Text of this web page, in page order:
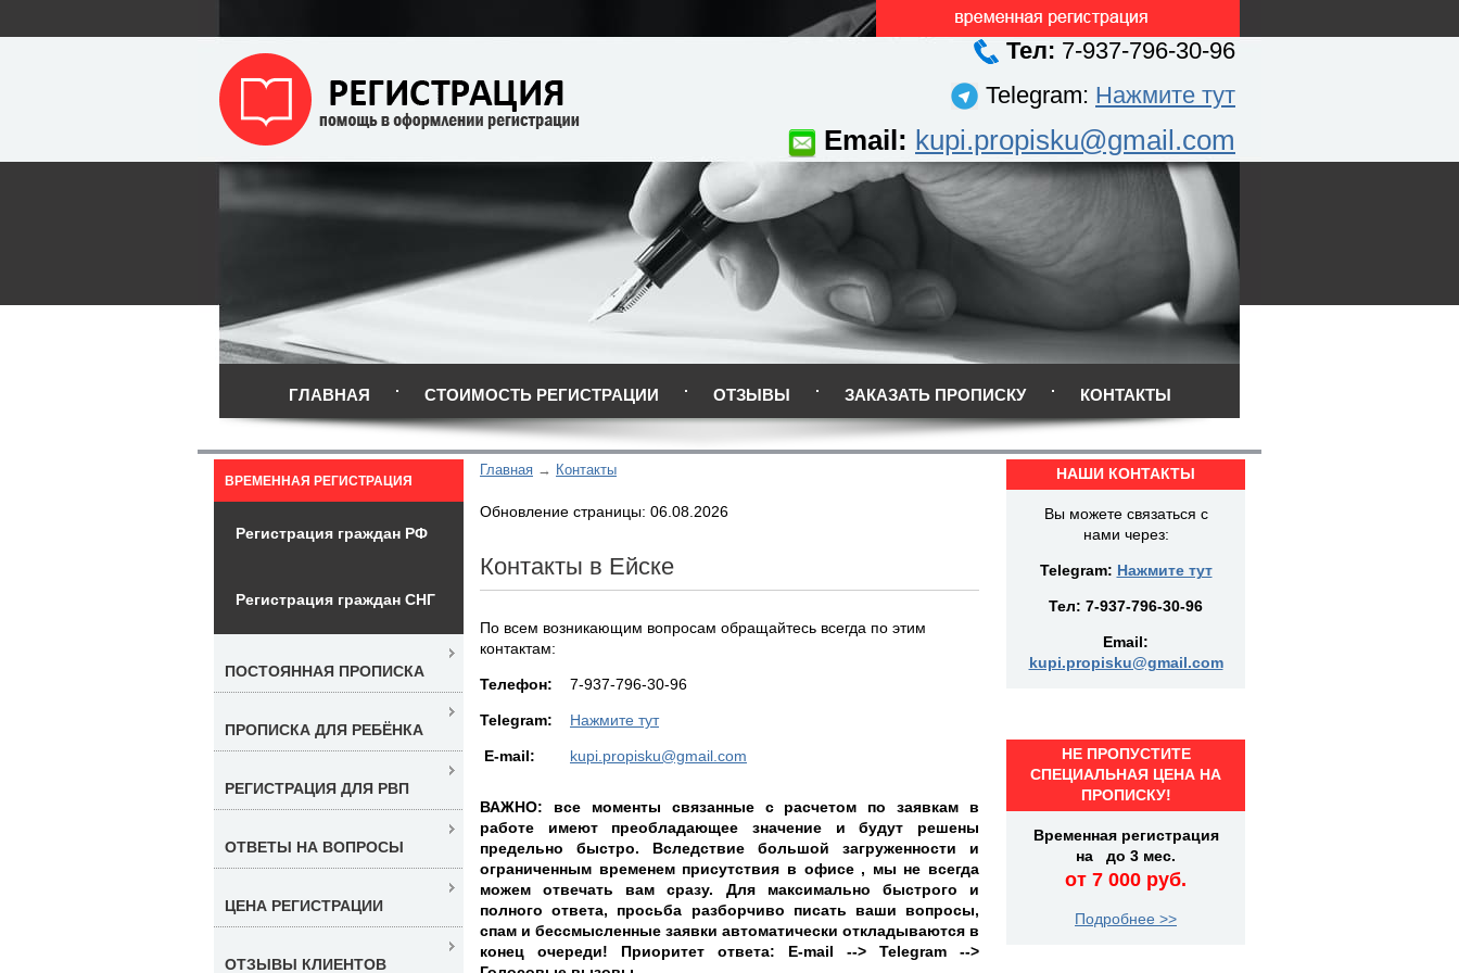
Тел: 7-937-796-30-96
Telegram: Нажмите тут
Email: kupi.propisku@gmail.com
ГЛАВНАЯ СТОИМОСТЬ РЕГИСТРАЦИИ ОТЗЫВЫ ЗАКАЗАТЬ ПРОПИСКУ КОНТАКТЫ
Главная Контакты
Обновление страницы: 06.08.2026
Контакты в Ейске
По всем возникающим вопросам обращайтесь всегда по этим
контактам:
Teлефон: 7-937-796-30-96
Telegram: Нажмите тут
E-mail: kupi.propisku@gmail.com
ВАЖНО: все моменты связанные с расчетом по заявкам в
работе имеют преобладающее значение и будут решены
предельно быстро. Вследствие большой загруженности и
ограниченным временем присутствия в офисе , мы не всегда
можем отвечать вам сразу. Для максимально быстрого и
полного ответа, просьба разборчиво писать ваши вопросы,
спам и бессмысленные заявки автоматически откладываются в
конец очереди! Приоритет ответа: E-mail --> Telegram -->
ВРЕМЕННАЯ РЕГИСТРАЦИЯ
Регистрация граждан РФ
Регистрация граждан СНГ
ПОСТОЯННАЯ ПРОПИСКА
ПРОПИСКА ДЛЯ РЕБЁНКА
РЕГИСТРАЦИЯ ДЛЯ РВП
ОТВЕТЫ НА ВОПРОСЫ
ЦЕНА РЕГИСТРАЦИИ
ОТЗЫВЫ КЛИЕНТОВ
НАШИ КОНТАКТЫ
Вы можете связаться с
нами через:
Telegram: Нажмите тут
Тел: 7-937-796-30-96
Email:
kupi.propisku@gmail.com
НЕ ПРОПУСТИТЕ
СПЕЦИАЛЬНАЯ ЦЕНА НА
ПРОПИСКУ!
Временная регистрация
на до 3 мес.
от 7 000 руб.
Подробнее >>